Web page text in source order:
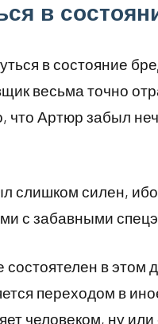
в
в состояние
весьма точно
что Артюр забыл
слишком силен,
с забавными
в этом
переходом в
человеком, ну